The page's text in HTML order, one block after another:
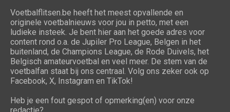
Voetbalflitsen.be heeft het meest opvallende en
originele voetbalnieuws voor jou in petto, met een
ludieke insteek. Je bent hier aan het goede adres voor
content rond o.a. de Jupiler Pro League, Belgen in het
buitenland, de Champions League, de Rode Duivels, het
Belgisch amateurvoetbal en veel meer. De stem van de
voetbalfan staat bij ons centraal. Volg ons zeker ook op
Facebook, X, Instagram en TikTok!
Heb je een fout gespot of opmerking(en) voor onze